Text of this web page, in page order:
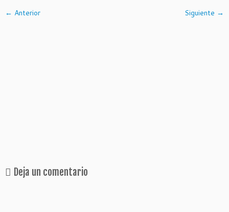
← Anterior Siguiente →
Deja un comentario